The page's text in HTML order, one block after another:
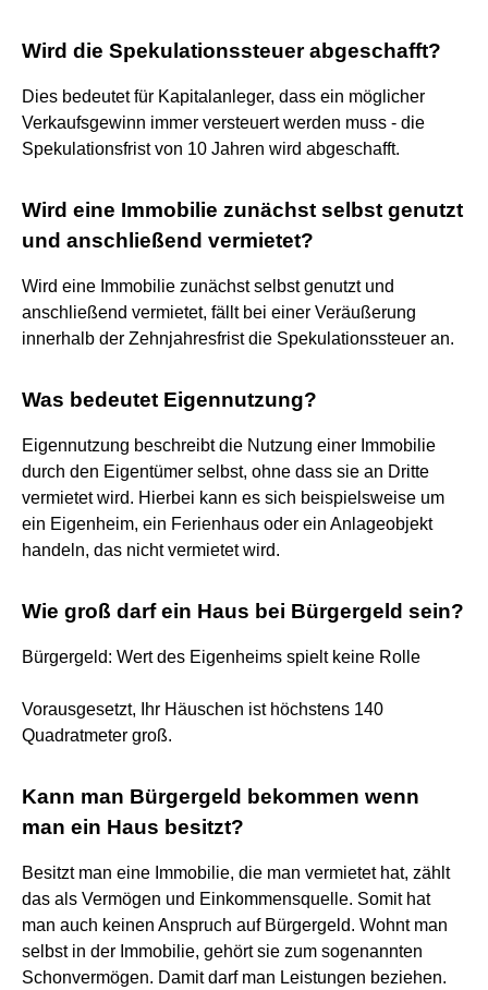
Wird die Spekulationssteuer abgeschafft?
Dies bedeutet für Kapitalanleger, dass ein möglicher
Verkaufsgewinn immer versteuert werden muss - die
Spekulationsfrist von 10 Jahren wird abgeschafft.
Wird eine Immobilie zunächst selbst genutzt
und anschließend vermietet?
Wird eine Immobilie zunächst selbst genutzt und
anschließend vermietet, fällt bei einer Veräußerung
innerhalb der Zehnjahresfrist die Spekulationssteuer an.
Was bedeutet Eigennutzung?
Eigennutzung beschreibt die Nutzung einer Immobilie
durch den Eigentümer selbst, ohne dass sie an Dritte
vermietet wird. Hierbei kann es sich beispielsweise um
ein Eigenheim, ein Ferienhaus oder ein Anlageobjekt
handeln, das nicht vermietet wird.
Wie groß darf ein Haus bei Bürgergeld sein?
Bürgergeld: Wert des Eigenheims spielt keine Rolle
Vorausgesetzt, Ihr Häuschen ist höchstens 140
Quadratmeter groß.
Kann man Bürgergeld bekommen wenn
man ein Haus besitzt?
Besitzt man eine Immobilie, die man vermietet hat, zählt
das als Vermögen und Einkommensquelle. Somit hat
man auch keinen Anspruch auf Bürgergeld. Wohnt man
selbst in der Immobilie, gehört sie zum sogenannten
Schonvermögen. Damit darf man Leistungen beziehen.